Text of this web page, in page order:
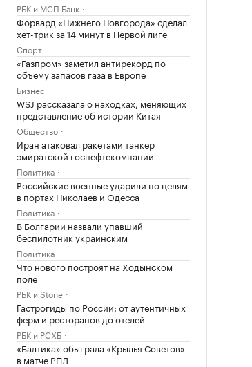
РБК и МСП Банк
Форвард «Нижнего Новгорода» сделал
хет-трик за 14 минут в Первой лиге
Спорт
«Газпром» заметил антирекорд по
объему запасов газа в Европе
Бизнес
WSJ рассказала о находках, меняющих
представление об истории Китая
Общество
Иран атаковал ракетами танкер
эмиратской госнефтекомпании
Политика
Российские военные ударили по целям
в портах Николаев и Одесса
Политика
В Болгарии назвали упавший
беспилотник украинским
Политика
Что нового построят на Ходынском
поле
РБК и Stone
Гастрогиды по России: от аутентичных
ферм и ресторанов до отелей
РБК и РСХБ
«Балтика» обыграла «Крылья Советов»
в матче РПЛ